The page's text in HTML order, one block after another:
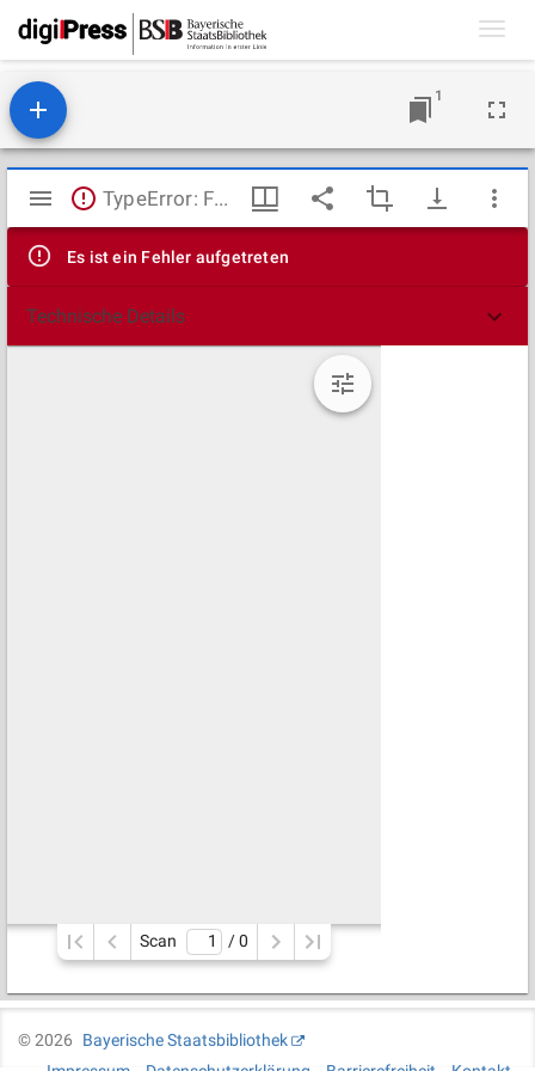
1
Mirador
Viewer
TypeError: Failed to fetch
Es ist ein Fehler aufgetreten
Technische Details
Scan / 0
©2026
Bayerische Staatsbibliothek